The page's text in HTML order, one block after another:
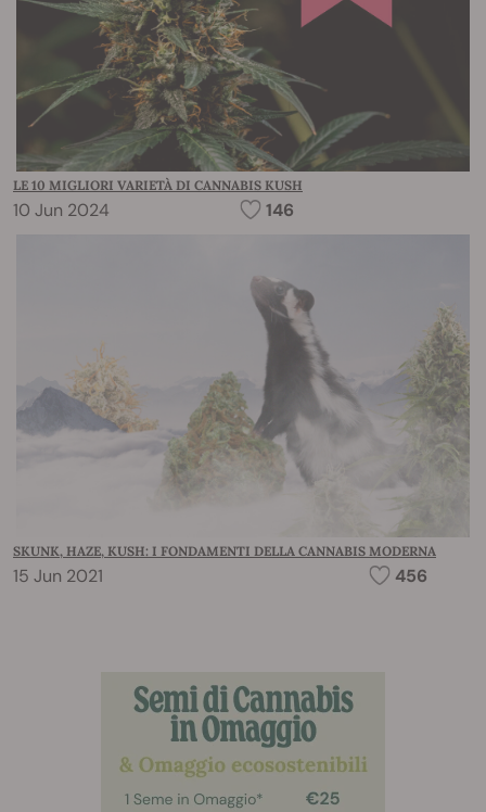
LE 10 MIGLIORI VARIETÀ DI CANNABIS KUSH
10 Jun 2024 146
SKUNK, HAZE, KUSH: I FONDAMENTI DELLA CANNABIS MODERNA
15 Jun 2021 456